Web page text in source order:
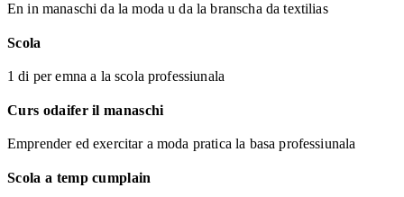
En in manaschi da la moda u da la branscha da textilias
Scola
1 di per emna a la scola professiunala
Curs odaifer il manaschi
Emprender ed exercitar a moda pratica la basa professiunala
Scola a temp cumplain